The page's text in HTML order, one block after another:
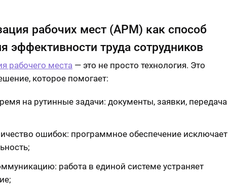
рабочих мест (АРМ) как способ
эффективности труда сотрудников
рабочего места — это не просто технология. Это
которое помогает:
на рутинные задачи: документы, заявки, передача
ошибок: программное обеспечение исключает
работа в единой системе устраняет